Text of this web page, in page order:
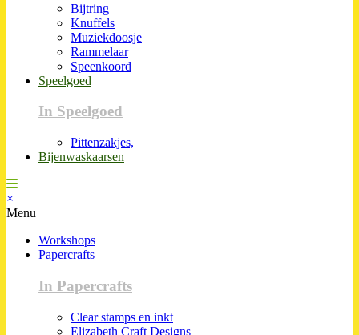
Bijtring
Knuffels
Muziekdoosje
Rammelaar
Speenkoord
Speelgoed
In Speelgoed
Pittenzakjes,
Bijenwaskaarsen
×
Menu
Workshops
Papercrafts
In Papercrafts
Clear stamps en inkt
Elizabeth Craft Designs